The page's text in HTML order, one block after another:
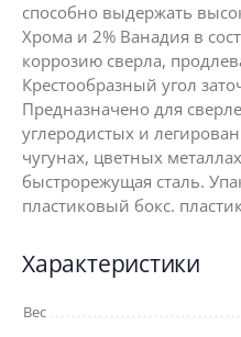
способно выдержать
Хрома и 2% Ванадия в
коррозию сверла,
Крестообразный угол
Предназначено для
углеродистых и
чугунах, цветных
быстрорежущая сталь.
пластиковый бокс.
Характеристики
Вес